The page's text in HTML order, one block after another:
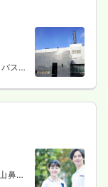
ス
鼻